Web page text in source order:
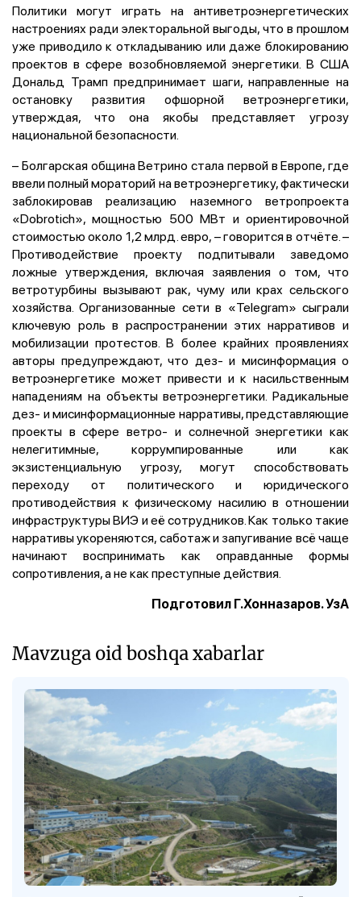
Политики могут играть на антиветроэнергетических
настроениях ради электоральной выгоды, что в прошлом
уже приводило к откладыванию или даже блокированию
проектов в сфере возобновляемой энергетики. В США
Дональд Трамп предпринимает шаги, направленные на
остановку развития офшорной ветроэнергетики,
утверждая, что она якобы представляет угрозу
национальной безопасности.
– Болгарская община Ветрино стала первой в Европе, где
ввели полный мораторий на ветроэнергетику, фактически
заблокировав реализацию наземного ветропроекта
«Dobrotich», мощностью 500 МВт и ориентировочной
стоимостью около 1,2 млрд. евро, – говорится в отчёте. –
Противодействие проекту подпитывали заведомо
ложные утверждения, включая заявления о том, что
ветротурбины вызывают рак, чуму или крах сельского
хозяйства. Организованные сети в «Telegram» сыграли
ключевую роль в распространении этих нарративов и
мобилизации протестов. В более крайних проявлениях
авторы предупреждают, что дез- и мисинформация о
ветроэнергетике может привести и к насильственным
нападениям на объекты ветроэнергетики. Радикальные
дез- и мисинформационные нарративы, представляющие
проекты в сфере ветро- и солнечной энергетики как
нелегитимные, коррумпированные или как
экзистенциальную угрозу, могут способствовать
переходу от политического и юридического
противодействия к физическому насилию в отношении
инфраструктуры ВИЭ и её сотрудников. Как только такие
нарративы укореняются, саботаж и запугивание всё чаще
начинают воспринимать как оправданные формы
сопротивления, а не как преступные действия.
Подготовил Г.Хонназаров. УзА
Mavzuga oid boshqa xabarlar